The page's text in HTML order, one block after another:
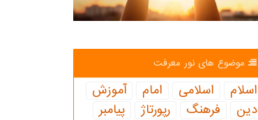
موضوع های نور معرفت
اسلام اسلامی امام
آموزش
دین
فرهنگ رپورتاژ پیامبر